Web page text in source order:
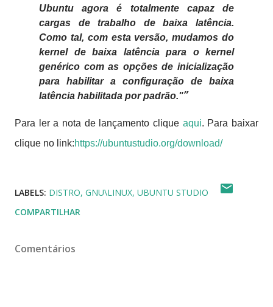
Ubuntu agora é totalmente capaz de
cargas de trabalho de baixa latência.
Como tal, com esta versão, mudamos do
kernel de baixa latência para o kernel
genérico com as opções de inicialização
para habilitar a configuração de baixa
latência habilitada por padrão."
Para ler a nota de lançamento clique aqui. Para baixar
clique no link:https://ubuntustudio.org/download/
LABELS: DISTRO GNU\LINUX UBUNTU STUDIO
COMPARTILHAR
Comentários